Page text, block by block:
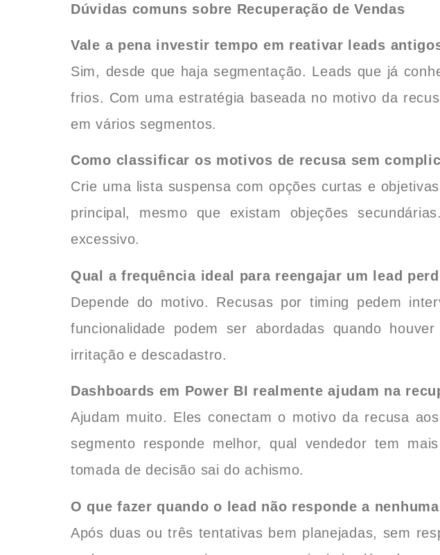
Dúvidas comuns sobre Recuperação de Vendas
Vale a pena investir tempo em reativar leads
Sim, desde que haja segmentação. Leads que já
frios. Com uma estratégia baseada no motivo da
em vários segmentos.
Como classificar os motivos de recusa sem
Crie uma lista suspensa com opções curtas e
principal, mesmo que existam objeções
excessivo.
Qual a frequência ideal para reengajar um lead
Depende do motivo. Recusas por timing pedem
funcionalidade podem ser abordadas quando
irritação e descadastro.
Dashboards em Power BI realmente ajudam na
Ajudam muito. Eles conectam o motivo da recusa
segmento responde melhor, qual vendedor tem
tomada de decisão sai do achismo.
O que fazer quando o lead não responde a
Após duas ou três tentativas bem planejadas, sem